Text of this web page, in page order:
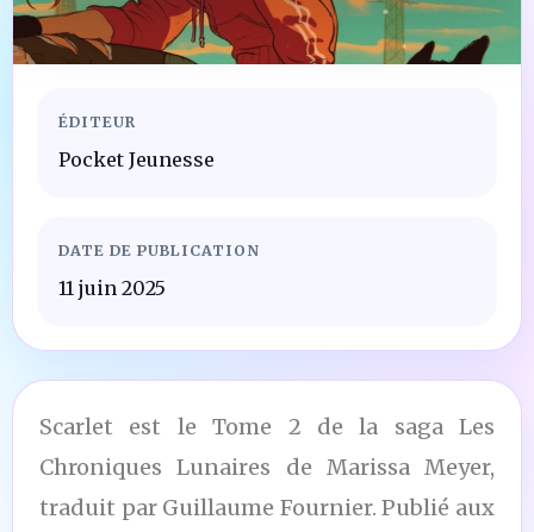
ÉDITEUR
Pocket Jeunesse
DATE DE PUBLICATION
11 juin 2025
Scarlet est le Tome 2 de la saga Les
Chroniques Lunaires de Marissa Meyer,
traduit par Guillaume Fournier. Publié aux